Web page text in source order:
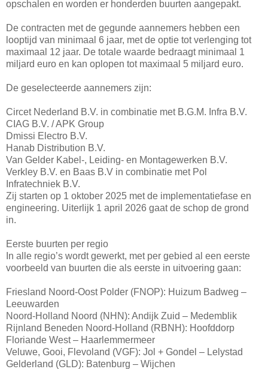
opschalen en worden er honderden buurten aangepakt.
De contracten met de gegunde aannemers hebben een
looptijd van minimaal 6 jaar, met de optie tot verlenging tot
maximaal 12 jaar. De totale waarde bedraagt minimaal 1
miljard euro en kan oplopen tot maximaal 5 miljard euro.
De geselecteerde aannemers zijn:
Circet Nederland B.V. in combinatie met B.G.M. Infra B.V.
CIAG B.V. / APK Group
Dmissi Electro B.V.
Hanab Distribution B.V.
Van Gelder Kabel-, Leiding- en Montagewerken B.V.
Verkley B.V. en Baas B.V in combinatie met Pol
Infratechniek B.V.
Zij starten op 1 oktober 2025 met de implementatiefase en
engineering. Uiterlijk 1 april 2026 gaat de schop de grond
in.
Eerste buurten per regio
In alle regio’s wordt gewerkt, met per gebied al een eerste
voorbeeld van buurten die als eerste in uitvoering gaan:
Friesland Noord-Oost Polder (FNOP): Huizum Badweg –
Leeuwarden
Noord-Holland Noord (NHN): Andijk Zuid – Medemblik
Rijnland Beneden Noord-Holland (RBNH): Hoofddorp
Floriande West – Haarlemmermeer
Veluwe, Gooi, Flevoland (VGF): Jol + Gondel – Lelystad
Gelderland (GLD): Batenburg – Wijchen